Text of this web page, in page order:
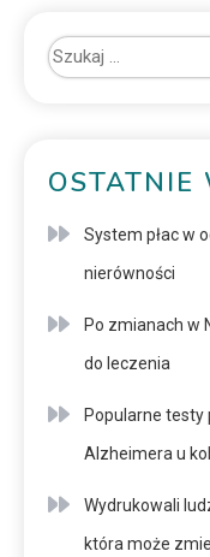
OSTATNIE
System płac w
nierówności
Po zmianach w
do leczenia
Popularne testy
Alzheimera u
Wydrukowali
która może